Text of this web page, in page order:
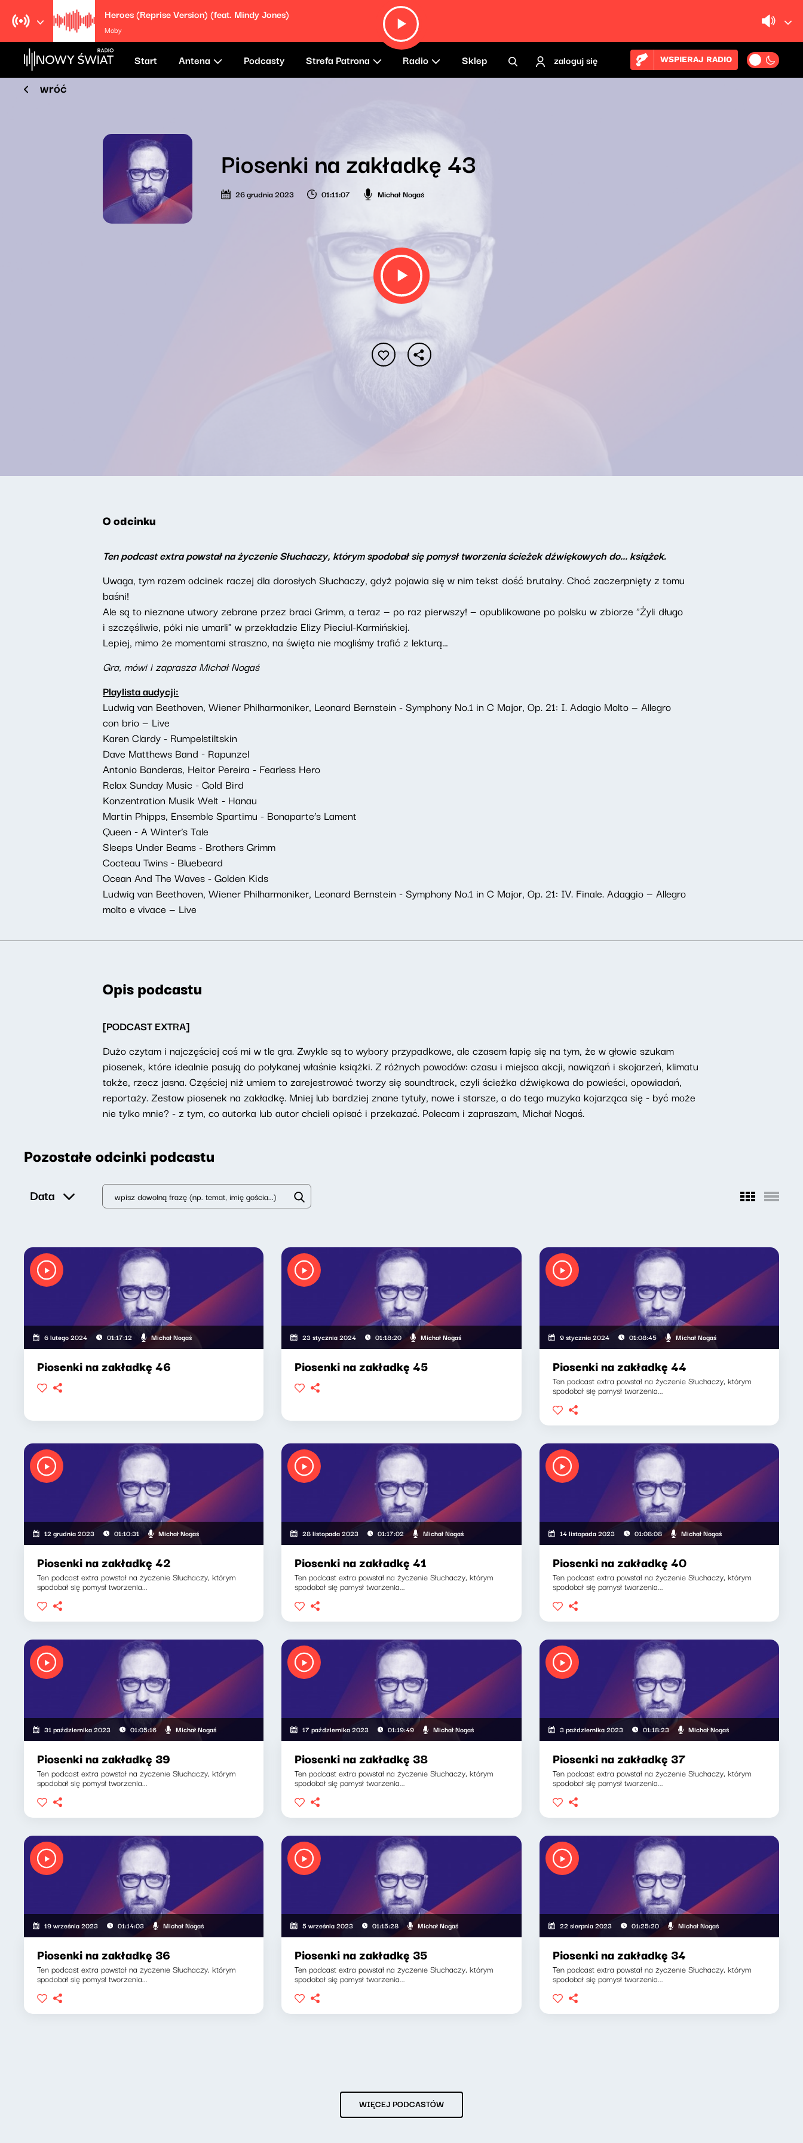
Heroes (Reprise Version) (feat. Mindy Jones)
Moby
Start Antena Podcasty Strefa Patrona Radio Sklep zaloguj się WSPIERAJ RADIO
wróć
Piosenki na zakładkę 43
26 grudnia 2023 01:11:07 Michał Nogaś
O odcinku
Ten podcast extra powstał na życzenie Słuchaczy, którym spodobał się pomysł tworzenia ścieżek dźwiękowych do… książek.
Uwaga, tym razem odcinek raczej dla dorosłych Słuchaczy, gdyż pojawia się w nim tekst dość brutalny. Choć zaczerpnięty z tomu
baśni!
Ale są to nieznane utwory zebrane przez braci Grimm, a teraz — po raz pierwszy! — opublikowane po polsku w zbiorze "Żyli długo
i szczęśliwie, póki nie umarli" w przekładzie Elizy Pieciul-Karmińskiej.
Lepiej, mimo że momentami straszno, na święta nie mogliśmy trafić z lekturą…
Gra, mówi i zaprasza Michał Nogaś
Playlista audycji:
Ludwig van Beethoven, Wiener Philharmoniker, Leonard Bernstein - Symphony No.1 in C Major, Op. 21: I. Adagio Molto — Allegro
con brio — Live
Karen Clardy - Rumpelstiltskin
Dave Matthews Band - Rapunzel
Antonio Banderas, Heitor Pereira - Fearless Hero
Relax Sunday Music - Gold Bird
Konzentration Musik Welt - Hanau
Martin Phipps, Ensemble Spartimu - Bonaparte’s Lament
Queen - A Winter’s Tale
Sleeps Under Beams - Brothers Grimm
Cocteau Twins - Bluebeard
Ocean And The Waves - Golden Kids
Ludwig van Beethoven, Wiener Philharmoniker, Leonard Bernstein - Symphony No.1 in C Major, Op. 21: IV. Finale. Adaggio — Allegro
molto e vivace — Live
Opis podcastu
[PODCAST EXTRA]
Dużo czytam i najczęściej coś mi w tle gra. Zwykle są to wybory przypadkowe, ale czasem łapię się na tym, że w głowie szukam
piosenek, które idealnie pasują do połykanej właśnie książki. Z różnych powodów: czasu i miejsca akcji, nawiązań i skojarzeń, klimatu
także, rzecz jasna. Częściej niż umiem to zarejestrować tworzy się soundtrack, czyli ścieżka dźwiękowa do powieści, opowiadań,
reportaży. Zestaw piosenek na zakładkę. Mniej lub bardziej znane tytuły, nowe i starsze, a do tego muzyka kojarząca się - być może
nie tylko mnie? - z tym, co autorka lub autor chcieli opisać i przekazać. Polecam i zapraszam, Michał Nogaś.
Pozostałe odcinki podcastu
Data
6 lutego 2024 01:17:12 Michał Nogaś
Piosenki na zakładkę 46
23 stycznia 2024 01:18:20 Michał Nogaś
Piosenki na zakładkę 45
9 stycznia 2024 01:08:45 Michał Nogaś
Piosenki na zakładkę 44
Ten podcast extra powstał na życzenie Słuchaczy, którym
spodobał się pomysł tworzenia...
12 grudnia 2023 01:10:31 Michał Nogaś
Piosenki na zakładkę 42
Ten podcast extra powstał na życzenie Słuchaczy, którym
spodobał się pomysł tworzenia...
28 listopada 2023 01:17:02 Michał Nogaś
Piosenki na zakładkę 41
Ten podcast extra powstał na życzenie Słuchaczy, którym
spodobał się pomysł tworzenia...
14 listopada 2023 01:08:08 Michał Nogaś
Piosenki na zakładkę 40
Ten podcast extra powstał na życzenie Słuchaczy, którym
spodobał się pomysł tworzenia...
31 października 2023 01:05:16 Michał Nogaś
Piosenki na zakładkę 39
Ten podcast extra powstał na życzenie Słuchaczy, którym
spodobał się pomysł tworzenia...
17 października 2023 01:19:49 Michał Nogaś
Piosenki na zakładkę 38
Ten podcast extra powstał na życzenie Słuchaczy, którym
spodobał się pomysł tworzenia...
3 października 2023 01:18:23 Michał Nogaś
Piosenki na zakładkę 37
Ten podcast extra powstał na życzenie Słuchaczy, którym
spodobał się pomysł tworzenia...
19 września 2023 01:14:03 Michał Nogaś
Piosenki na zakładkę 36
Ten podcast extra powstał na życzenie Słuchaczy, którym
spodobał się pomysł tworzenia...
5 września 2023 01:15:28 Michał Nogaś
Piosenki na zakładkę 35
Ten podcast extra powstał na życzenie Słuchaczy, którym
spodobał się pomysł tworzenia...
22 sierpnia 2023 01:25:20 Michał Nogaś
Piosenki na zakładkę 34
Ten podcast extra powstał na życzenie Słuchaczy, którym
spodobał się pomysł tworzenia...
WIĘCEJ PODCASTÓW